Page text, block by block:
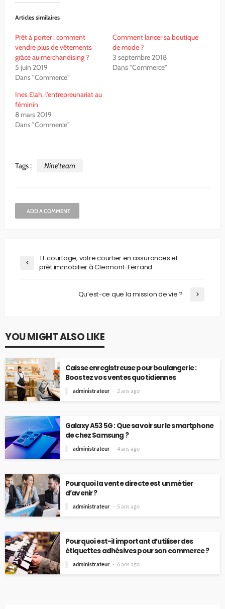
Articles similaires
Prêt à porter : comment
vendre plus de vêtements
grâce au merchandising ?
5 juin 2019
Dans "Commerce"
Comment lancer sa boutique
de mode ?
3 septembre 2018
Dans "Commerce"
Ines Elah, l’entrepreunariat au
féminin
8 mars 2019
Dans "Commerce"
Tags : Nine’team
ADD A COMMENT
TF courtage, votre courtier en assurances et
prêt immobilier à Clermont-Ferrand
Qu’est-ce que la mission de vie ?
YOU MIGHT ALSO LIKE
Caisse enregistreuse pour boulangerie :
Boostez vos ventes quotidiennes
administrateur 2 ans ago
Galaxy A53 5G : Que savoir sur le smartphone
de chez Samsung ?
administrateur 4 ans ago
Pourquoi la vente directe est un métier
d’avenir ?
administrateur 5 ans ago
Pourquoi est-il important d’utiliser des
étiquettes adhésives pour son commerce ?
administrateur 6 ans ago